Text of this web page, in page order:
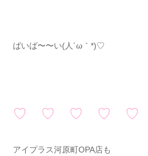
ばいば〜〜い(人´ω｀*)♡
♡ ♡ ♡ ♡ ♡
アイプラス河原町OPA店も